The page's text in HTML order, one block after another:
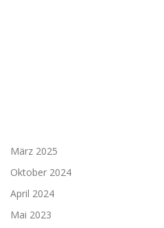
März 2025
Oktober 2024
April 2024
Mai 2023